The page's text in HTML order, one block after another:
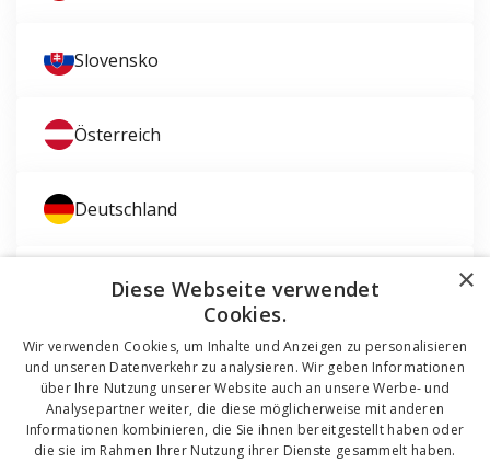
Slovensko
Österreich
Deutschland
Magyarország ×
Diese Webseite verwendet
Cookies.
Wir verwenden Cookies, um Inhalte und Anzeigen zu personalisieren
und unseren Datenverkehr zu analysieren. Wir geben Informationen
über Ihre Nutzung unserer Website auch an unsere Werbe- und
Analysepartner weiter, die diese möglicherweise mit anderen
Informationen kombinieren, die Sie ihnen bereitgestellt haben oder
die sie im Rahmen Ihrer Nutzung ihrer Dienste gesammelt haben.